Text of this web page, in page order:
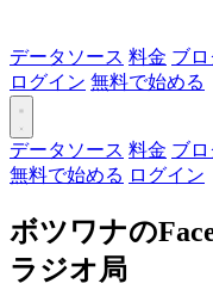
データソース 料金 ブ
ログイン 無料で始める
データソース 料金 ブ
無料で始める ログイン
ボツワナの
ラジオ局